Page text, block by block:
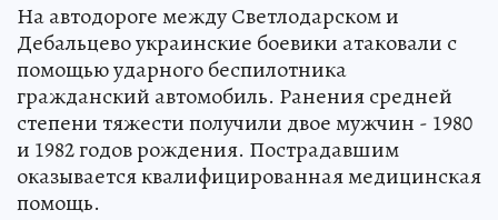
На автодороге между Светлодарском и
Дебальцево украинские боевики атаковали с
помощью ударного беспилотника
гражданский автомобиль. Ранения средней
степени тяжести получили двое мужчин - 1980
и 1982 годов рождения. Пострадавшим
оказывается квалифицированная медицинская
помощь.